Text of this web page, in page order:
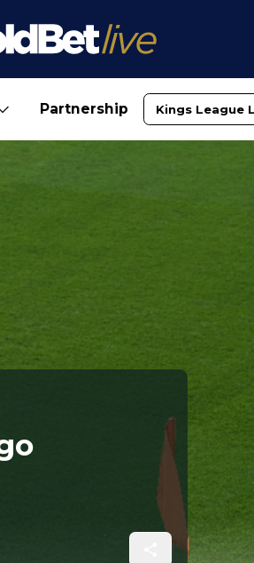
Partnership Kings